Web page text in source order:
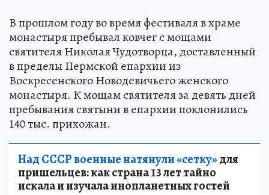
В прошлом году во время фестиваля в храме
монастыря пребывал ковчег с мощами
святителя Николая Чудотворца, доставленный
в пределы Пермской епархии из
Воскресенского Новодевичьего женского
монастыря. К мощам святителя за девять дней
пребывания святыни в епархии поклонились
140 тыс. прихожан.
Над СССР военные натянули «сетку»для
пришельцев: как страна 13 лет тайно
искала и изучала инопланетных гостей